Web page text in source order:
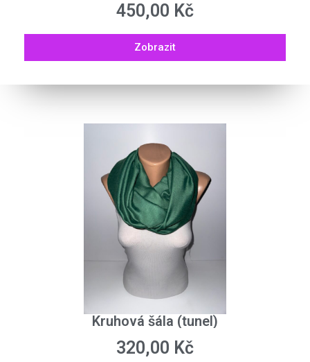
450,00 Kč
Zobrazit
Kruhová šála (tunel)
320,00 Kč